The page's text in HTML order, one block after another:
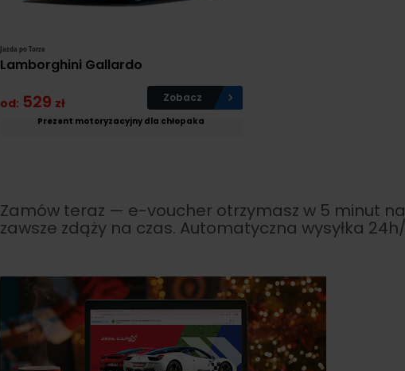
Jazda po Torze
Lamborghini Gallardo
od: 529 zł Zobacz
Prezent motoryzacyjny dla chłopaka
Zamów teraz — e-voucher otrzymasz w 5 minut
zawsze zdąży na czas. Automatyczna wysyłka